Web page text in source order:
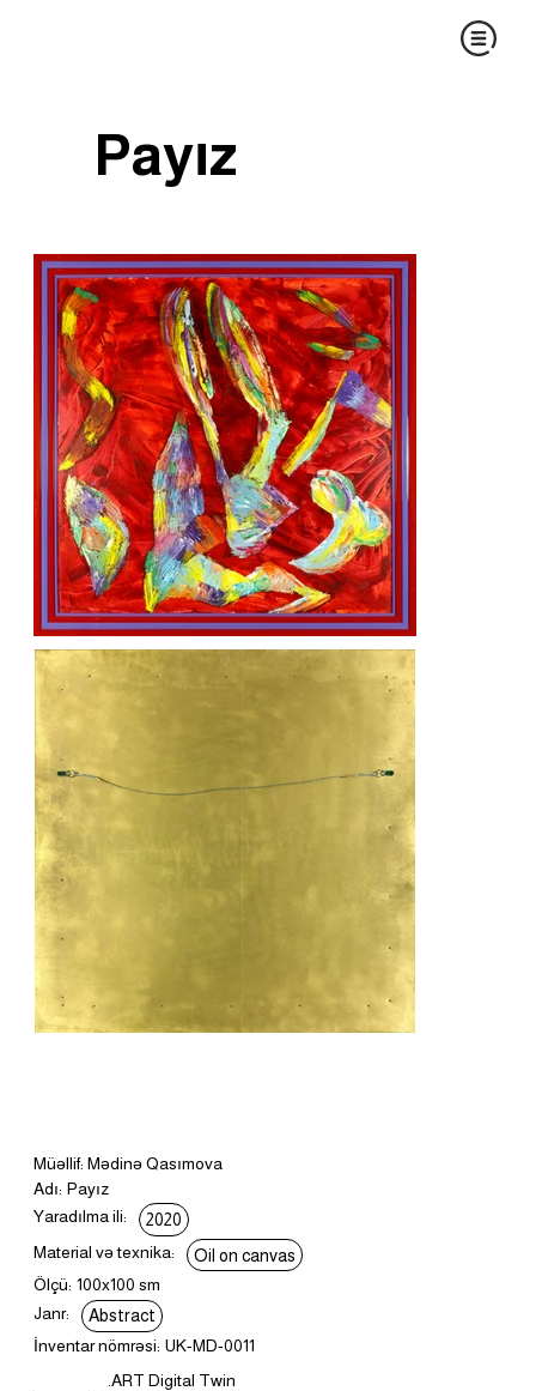
Payız
Müəllif: Mədinə Qasımova
Adı: Payız
Yaradılma ili:
2020
Material və texnika:
Oil on canvas
Ölçü: 100x100 sm
Janr:
Abstract
İnventar nömrəsi: UK-MD-0011
.ART Digital Twin